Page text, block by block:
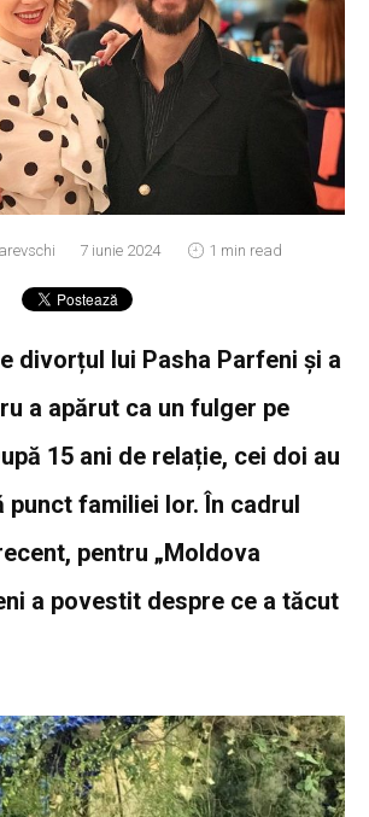
7 iunie 2024 1 min read
divorțul lui Pasha Parfeni și a
a apărut ca un fulger pe
15 ani de relație, cei doi au
punct familiei lor. În cadrul
pentru „Moldova
a povestit despre ce a tăcut